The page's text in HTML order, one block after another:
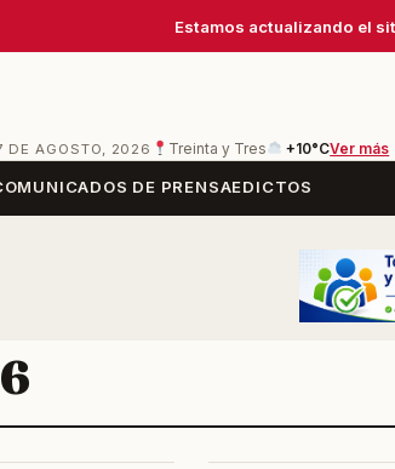
Estamos actualizando el
DE AGOSTO, 2026 Treinta y Tres +10°CVer más
DE PRENSAEDICTOS